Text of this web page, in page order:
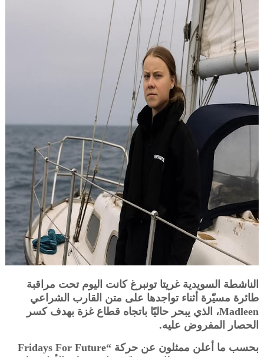
الناشطة السويدية غريتا تونبرغ كانت اليوم تحت مراقبة
طائرة مسيّرة أثناء تواجدها على متن القارب الشراعي
Madleen، الذي يبحر حاليًا باتجاه قطاع غزة بهدف كسر
الحصار المفروض عليه.
بحسب ما أعلن ممثلون عن حركة “Fridays For Future